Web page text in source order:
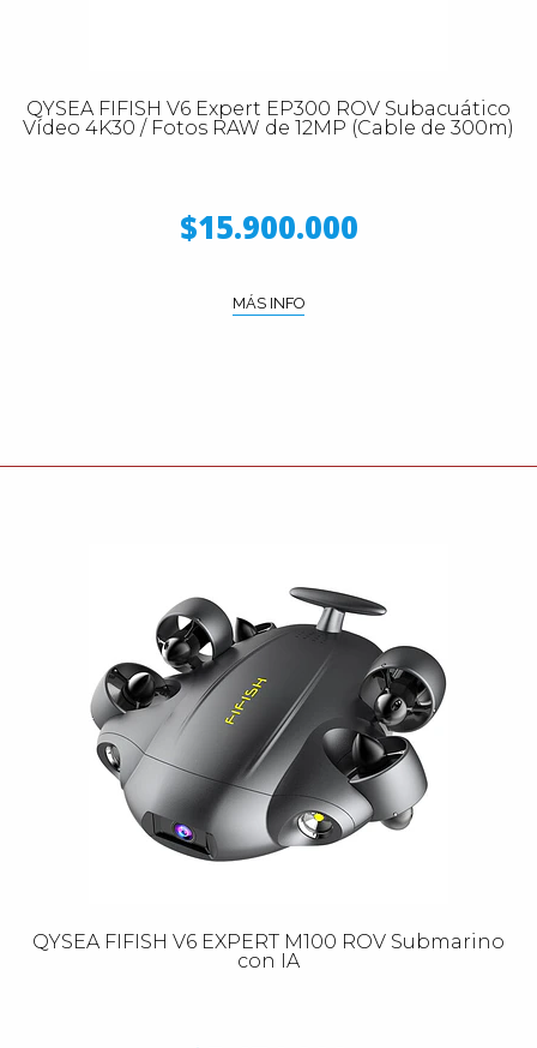
QYSEA FIFISH V6 Expert EP300 ROV Subacuático
Vídeo 4K30 / Fotos RAW de 12MP (Cable de 300m)
$15.900.000
MÁS INFO
QYSEA FIFISH V6 EXPERT M100 ROV Submarino
con IA